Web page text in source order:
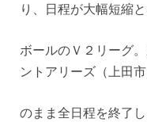
り、日程が大幅短縮
ボールのＶ２リーグ
ントアリーズ（上田
のまま全日程を終了